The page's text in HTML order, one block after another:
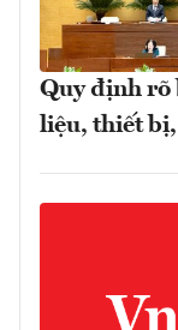
Quy định rõ
liệu, thiết bị,